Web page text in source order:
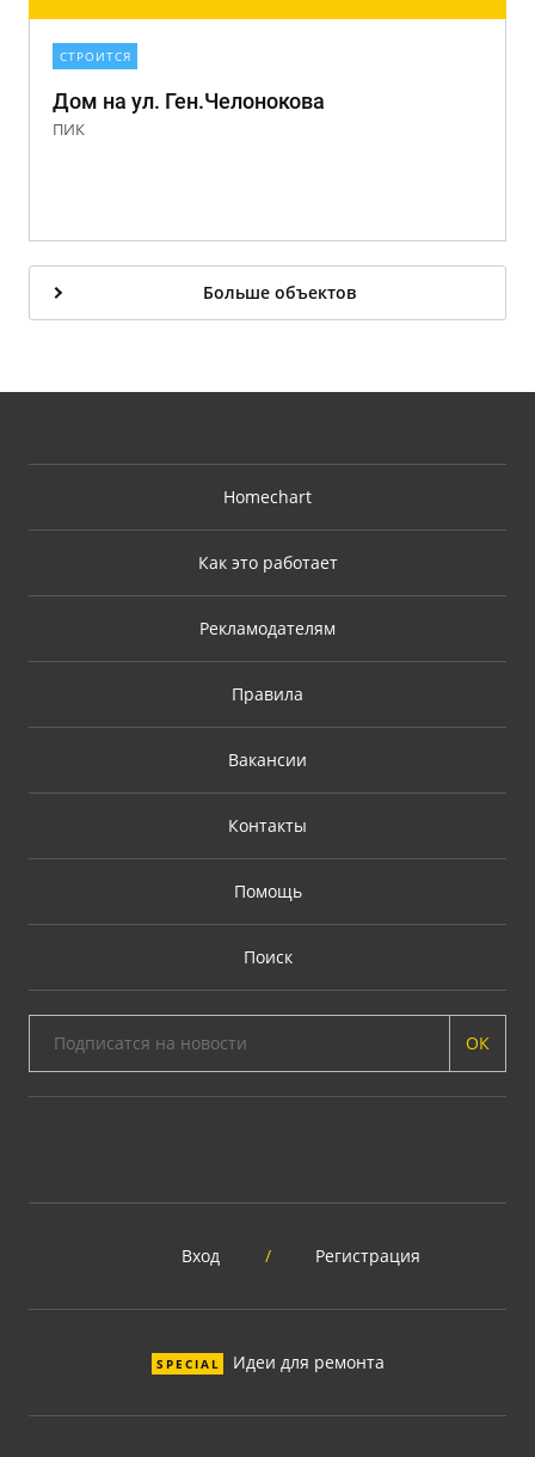
СТРОИТСЯ
Дом на ул. Ген.Челонокова
ПИК
Больше объектов
Homechart
Как это работает
Рекламодателям
Правила
Вакансии
Контакты
Помощь
Поиск
ОК
Вход / Регистрация
SPECIAL Идеи для ремонта